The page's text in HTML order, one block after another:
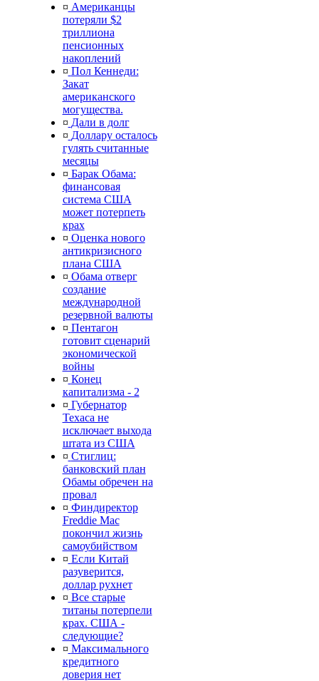
¤ Американцы
потеряли $2
триллиона
пенсионных
накоплений
¤ Пол Кеннеди:
Закат
американского
могущества.
¤ Дали в долг
¤ Доллару осталось
гулять считанные
месяцы
¤ Барак Обама:
финансовая
система США
может потерпеть
крах
¤ Оценка нового
антикризисного
плана США
¤ Обама отверг
создание
международной
резервной валюты
¤ Пентагон
готовит сценарий
экономической
войны
¤ Конец
капитализма - 2
¤ Губернатор
Техаса не
исключает выхода
штата из США
¤ Стиглиц:
банковский план
Обамы обречен на
провал
¤ Финдиректор
Freddie Mac
покончил жизнь
самоубийством
¤ Если Китай
разуверится,
доллар рухнет
¤ Все старые
титаны потерпели
крах. США -
следующие?
¤ Максимального
кредитного
доверия нет